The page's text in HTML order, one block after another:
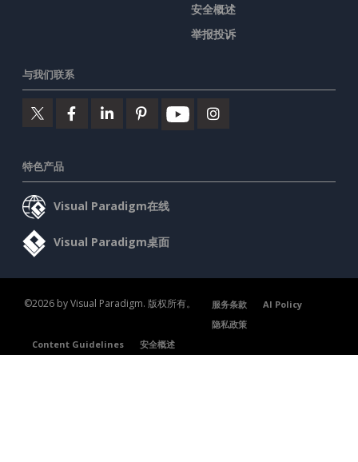
安全概述
举报投诉
与我们联系
特色产品
Visual Paradigm在线
Visual Paradigm桌面
©2026 by Visual Paradigm. 版权所有。 服务条款
AI Policy
隐私政策
Content Guidelines
安全概述